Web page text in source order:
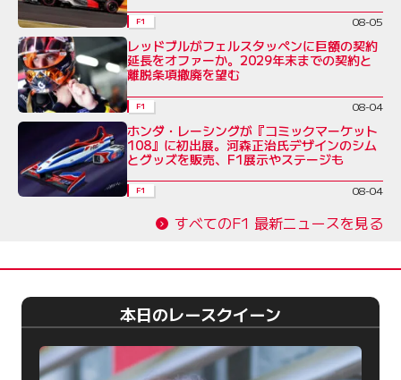
F1 08-05
レッドブルがフェルスタッペンに巨額の契約
延長をオファーか。2029年末までの契約と
離脱条項撤廃を望む
F1 08-04
ホンダ・レーシングが『コミックマーケット
108』に初出展。河森正治氏デザインのシム
とグッズを販売、F1展示やステージも
F1 08-04
すべてのF1 最新ニュースを見る
本日のレースクイーン